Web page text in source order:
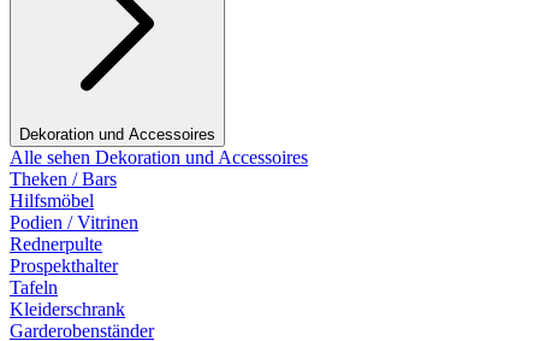
Dekoration und Accessoires
Alle sehen Dekoration und Accessoires
Theken / Bars
Hilfsmöbel
Podien / Vitrinen
Rednerpulte
Prospekthalter
Tafeln
Kleiderschrank
Garderobenständer